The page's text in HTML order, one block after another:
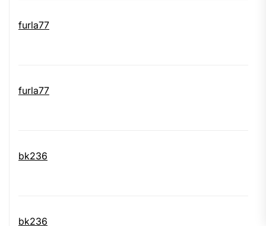
furla77
furla77
bk236
bk236